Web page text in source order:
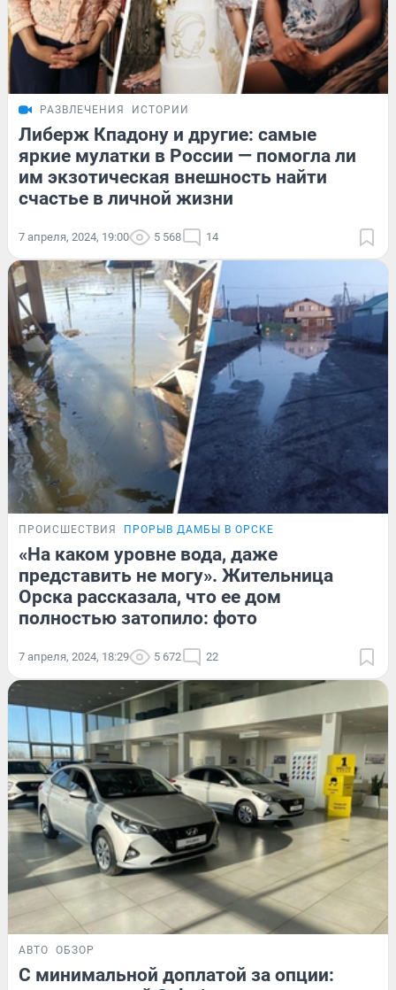
РАЗВЛЕЧЕНИЯ ИСТОРИИ
Либерж Кпадону и другие: самые
яркие мулатки в России — помогла ли
им экзотическая внешность найти
счастье в личной жизни
7 апреля, 2024, 19:00 5 568 14
ПРОИСШЕСТВИЯ ПРОРЫВ ДАМБЫ В ОРСКЕ
«На каком уровне вода, даже
представить не могу». Жительница
Орска рассказала, что ее дом
полностью затопило: фото
7 апреля, 2024, 18:29 5 672 22
АВТО ОБЗОР
С минимальной доплатой за опции: